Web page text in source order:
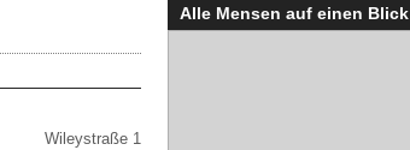
Wileystraße 1
Alle Mensen auf einen Blick